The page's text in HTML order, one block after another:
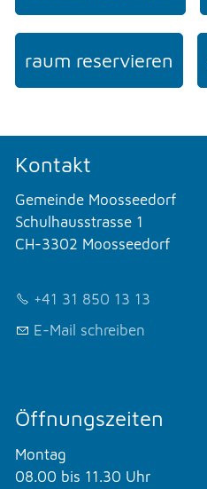
raum reservieren
Kontakt
Gemeinde Moosseedorf
Schulhausstrasse 1
CH-3302 Moosseedorf
+41 31 850 13 13
E-Mail schreiben
Öffnungszeiten
Montag
08.00 bis 11.30 Uhr